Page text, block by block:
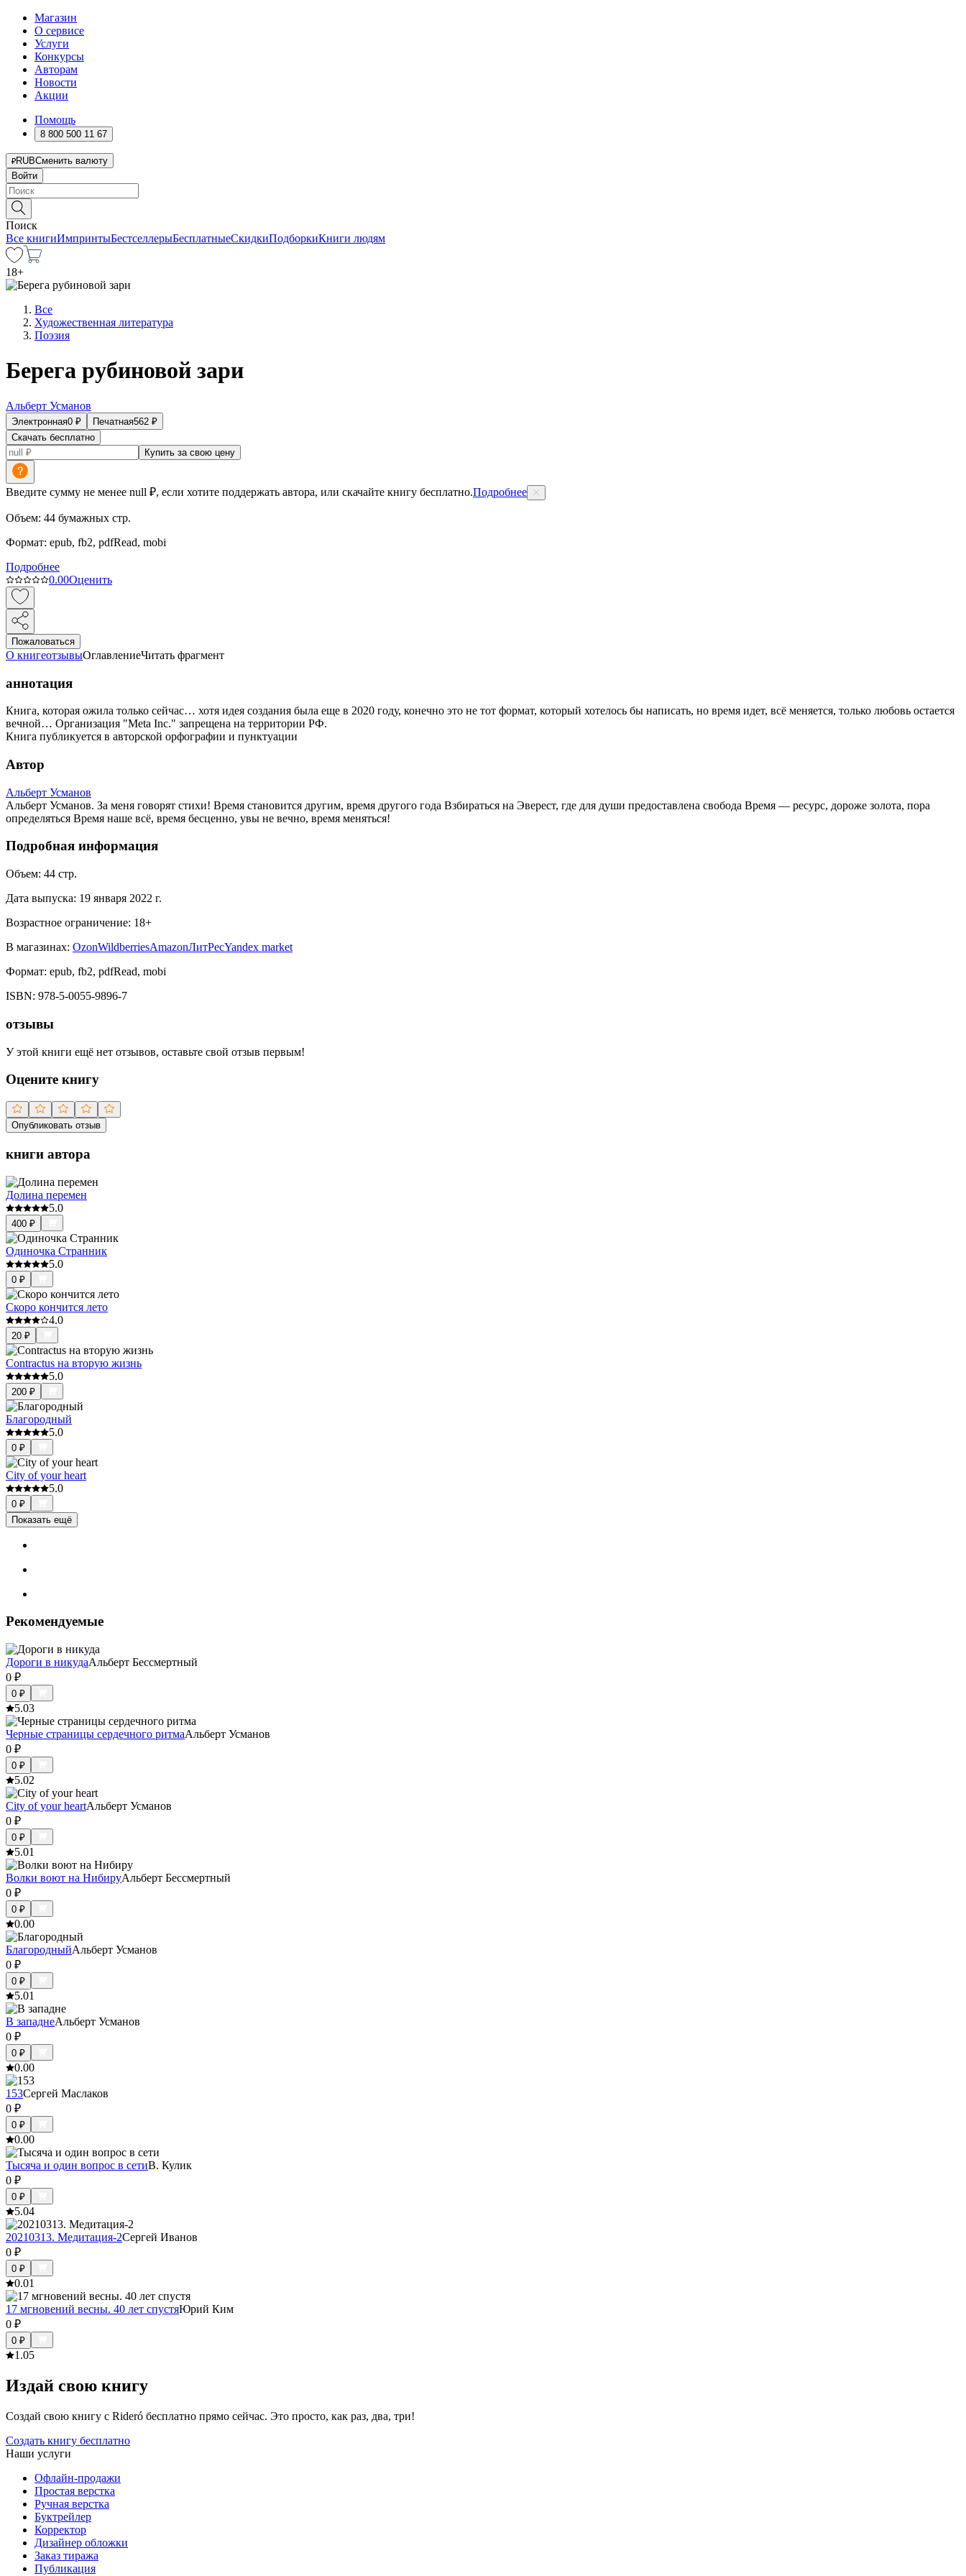
Магазин
О сервисе
Услуги
Конкурсы
Авторам
Новости
Акции
Помощь
8 800 500 11 67
RUBСменить валюту
Войти
Поиск
Все книгиИмпринтыБестселлерыБесплатныеСкидкиПодборкиКниги людям
18+
Все
Художественная литература
Поэзия
Берега рубиновой зари
Альберт Усманов
Электронная0 ₽ Печатная562 ₽
Скачать бесплатно
Купить за свою цену
Введите сумму не менее null ₽, если хотите поддержать автора, или скачайте книгу бесплатно.Подробнее
Объем: 44 бумажных стр.
Формат: epub, fb2, pdfRead, mobi
Подробнее
0.00Оценить
Пожаловаться
О книгеотзывыОглавлениеЧитать фрагмент
аннотация
Книга, которая ожила только сейчас… хотя идея создания была еще в 2020 году, конечно это не тот формат, который хотелось бы написать, но время идет, всё меняется, только любовь остается
вечной… Организация "Meta Inc." запрещена на территории РФ.
Книга публикуется в авторской орфографии и пунктуации
Автор
Альберт Усманов
Альберт Усманов. За меня говорят стихи! Время становится другим, время другого года Взбираться на Эверест, где для души предоставлена свобода Время — ресурс, дороже золота, пора
определяться Время наше всё, время бесценно, увы не вечно, время меняться!
Подробная информация
Объем: 44 стр.
Дата выпуска: 19 января 2022 г.
Возрастное ограничение: 18+
В магазинах: OzonWildberriesAmazonЛитРесYandex market
Формат: epub, fb2, pdfRead, mobi
ISBN: 978-5-0055-9896-7
отзывы
У этой книги ещё нет отзывов, оставьте свой отзыв первым!
Оцените книгу
Опубликовать отзыв
книги автора
Долина перемен
5.0
400 ₽
Одиночка Странник
5.0
0 ₽
Скоро кончится лето
4.0
20 ₽
Contractus на вторую жизнь
5.0
200 ₽
Благородный
5.0
0 ₽
City of your heart
5.0
0 ₽
Показать ещё
Рекомендуемые
Дороги в никудаАльберт Бессмертный
0 ₽
0 ₽
5.03
Черные страницы сердечного ритмаАльберт Усманов
0 ₽
0 ₽
5.02
City of your heartАльберт Усманов
0 ₽
0 ₽
5.01
Волки воют на НибируАльберт Бессмертный
0 ₽
0 ₽
0.00
БлагородныйАльберт Усманов
0 ₽
0 ₽
5.01
В западнеАльберт Усманов
0 ₽
0 ₽
0.00
153Сергей Маслаков
0 ₽
0 ₽
0.00
Тысяча и один вопрос в сетиВ. Кулик
0 ₽
0 ₽
5.04
20210313. Медитация-2Сергей Иванов
0 ₽
0 ₽
0.01
17 мгновений весны. 40 лет спустяЮрий Ким
0 ₽
0 ₽
1.05
Издай свою книгу
Создай свою книгу с Rideró бесплатно прямо сейчас. Это просто, как раз, два, три!
Создать книгу бесплатно
Наши услуги
Офлайн-продажи
Простая верстка
Ручная верстка
Буктрейлер
Корректор
Дизайнер обложки
Заказ тиража
Публикация